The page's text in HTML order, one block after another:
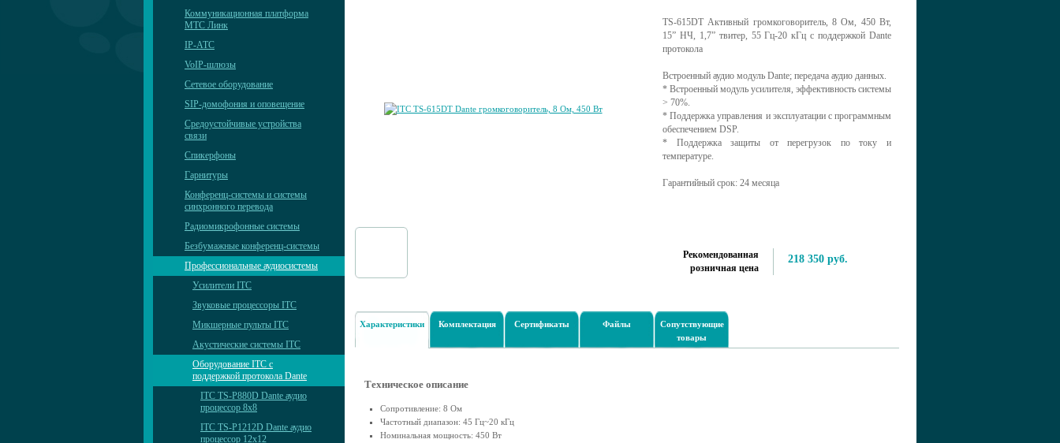
Коммуникационная платформа
МТС Линк
IP-АТС
VoIP-шлюзы
Сетевое оборудование
SIP-домофония и оповещение
Средоустойчивые устройства
связи
Спикерфоны
Гарнитуры
Конференц-системы и системы
синхронного перевода
Радиомикрофонные системы
Безбумажные конференц-системы
Профессиональные аудиосистемы
Усилители ITC
Звуковые процессоры ITC
Микшерные пульты ITC
Акустические системы ITC
Оборудование ITC с
поддержкой протокола Dante
ITC TS-P880D Dante аудио
процессор 8х8
ITC TS-P1212D Dante аудио
процессор 12х12
TS-615DT Активный громкоговоритель, 8 Ом, 450 Вт,
15” НЧ, 1,7” твитер, 55 Гц-20 кГц с поддержкой Dante
протокола
Встроенный аудио модуль Dante; передача аудио данных.
* Встроенный модуль усилителя, эффективность системы
> 70%.
* Поддержка управления и эксплуатации с программным
обеспечением DSP.
* Поддержка защиты от перегрузок по току и
температуре.
Гарантийный срок: 24 месяца
Рекомендованная
розничная цена
218 350 руб.
Характеристики Комплектация Сертификаты Файлы
Сопутствующие
товары
Техническое описание
Сопротивление: 8 Ом
Частотный диапазон: 45 Гц~20 кГц
Номинальная мощность: 450 Вт